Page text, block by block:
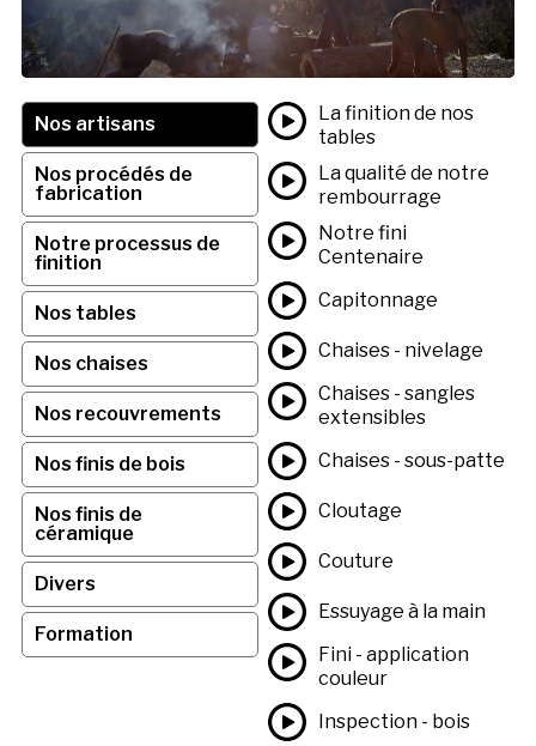
Nos artisans
Nos procédés de
fabrication
Notre processus de
finition
Nos tables
Nos chaises
Nos recouvrements
Nos finis de bois
Nos finis de
céramique
Divers
Formation
La finition de nos
tables
La qualité de notre
rembourrage
Notre fini
Centenaire
Capitonnage
Chaises - nivelage
Chaises - sangles
extensibles
Chaises - sous-patte
Cloutage
Couture
Essuyage à la main
Fini - application
couleur
Inspection - bois